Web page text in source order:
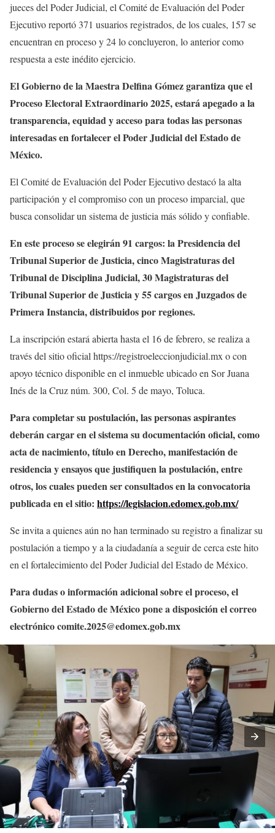
jueces del Poder Judicial, el Comité de Evaluación del Poder
Ejecutivo reportó 371 usuarios registrados, de los cuales, 157 se
encuentran en proceso y 24 lo concluyeron, lo anterior como
respuesta a este inédito ejercicio.
El Gobierno de la Maestra Delfina Gómez garantiza que el
Proceso Electoral Extraordinario 2025, estará apegado a la
transparencia, equidad y acceso para todas las personas
interesadas en fortalecer el Poder Judicial del Estado de
México.
El Comité de Evaluación del Poder Ejecutivo destacó la alta
participación y el compromiso con un proceso imparcial, que
busca consolidar un sistema de justicia más sólido y confiable.
En este proceso se elegirán 91 cargos: la Presidencia del
Tribunal Superior de Justicia, cinco Magistraturas del
Tribunal de Disciplina Judicial, 30 Magistraturas del
Tribunal Superior de Justicia y 55 cargos en Juzgados de
Primera Instancia, distribuidos por regiones.
La inscripción estará abierta hasta el 16 de febrero, se realiza a
través del sitio oficial https://registroeleccionjudicial.mx o con
apoyo técnico disponible en el inmueble ubicado en Sor Juana
Inés de la Cruz núm. 300, Col. 5 de mayo, Toluca.
Para completar su postulación, las personas aspirantes
deberán cargar en el sistema su documentación oficial, como
acta de nacimiento, título en Derecho, manifestación de
residencia y ensayos que justifiquen la postulación, entre
otros, los cuales pueden ser consultados en la convocatoria
publicada en el sitio: https://legislacion.edomex.gob.mx/
Se invita a quienes aún no han terminado su registro a finalizar su
postulación a tiempo y a la ciudadanía a seguir de cerca este hito
en el fortalecimiento del Poder Judicial del Estado de México.
Para dudas o información adicional sobre el proceso, el
Gobierno del Estado de México pone a disposición el correo
electrónico comite.2025@edomex.gob.mx